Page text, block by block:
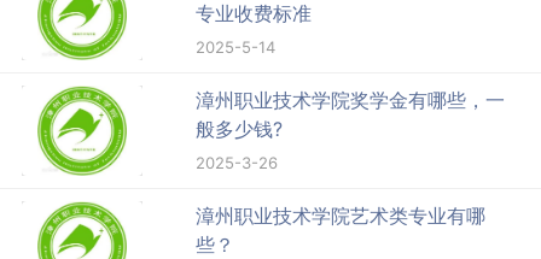
专业收费标准
2025-5-14
漳州职业技术学院奖学金有哪些，一
般多少钱?
2025-3-26
漳州职业技术学院艺术类专业有哪
些？